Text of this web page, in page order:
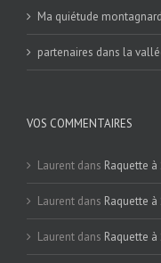
Ma quiétude
partenaires dans la
VOS COMMENTAIRES
Laurent dans Raquette
Laurent dans Raquette
Laurent dans Raquette